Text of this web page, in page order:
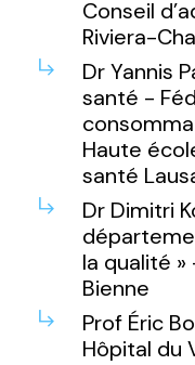
Conseil
Riviera-
Dr Yannis
santé -
Haute
santé
Dr Dimitri
la qualité
Bienne
Prof Éric
Hôpital du